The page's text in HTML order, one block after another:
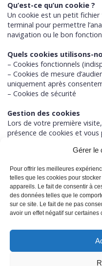
Gérer le
Pour offrir les meilleures
telles que les cookies pour
appareils. Le fait de consentir à
des données telles que le
sur ce site. Le fait de ne pas
avoir un effet négatif sur certaines
Qu’est-ce qu’un cookie ?
Un cookie est un petit
terminal pour permettre
navigation ou le bon
Quels cookies utilisons-
– Cookies fonctionnels
– Cookies de mesure
uniquement après
– Cookies de sécurité
Gestion des cookies
Lors de votre première
présence de cookies et vous
Vous pouvez modifier vos
Plus d’informations
Pour en savoir plus sur les